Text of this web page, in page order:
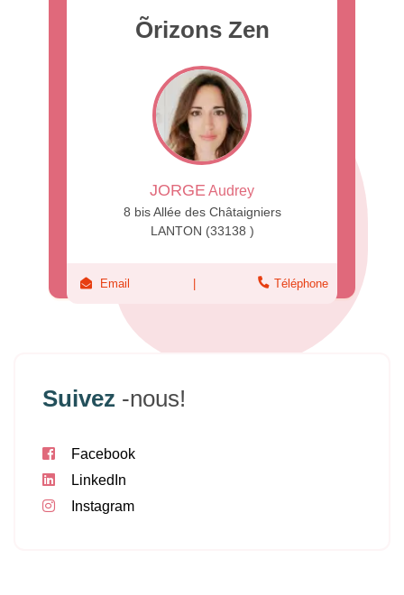
Õrizons Zen
JORGEAudrey
8 bis Allée des Châtaigniers
LANTON (33138 )
Email Téléphone
Suivez -nous!
Facebook
LinkedIn
Instagram